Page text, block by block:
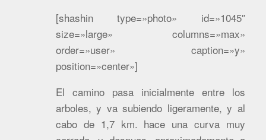
[shashin type=»photo» id=»1045″
size=»large» columns=»max»
order=»user» caption=»y»
position=»center»]
El camino pasa inicialmente entre los
arboles, y va subiendo ligeramente, y al
cabo de 1,7 km. hace una curva muy